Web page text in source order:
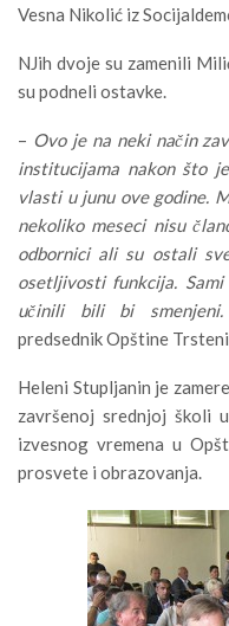
Vesna Nikolić iz
NJih dvoje su zamenili
su podneli ostavke.
– Ovo je na neki način
institucijama nakon što
vlasti u junu ove godine.
nekoliko meseci nisu
odbornici ali su ostali
osetljivosti funkcija.
učinili bili bi smenjeni.
predsednik Opštine
Heleni Stupljanin je
završenoj srednjoj školi
izvesnog vremena u
prosvete i obrazovanja.